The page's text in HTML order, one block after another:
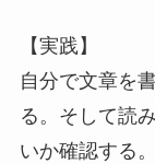
【実践】
自分で文章を
る。そして読
いか確認する。